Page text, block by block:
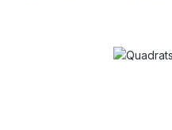
Bildergalerie überspringen